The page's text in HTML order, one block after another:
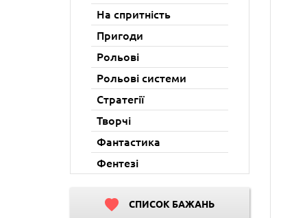
На спритність
Пригоди
Рольові
Рольові системи
Стратегії
Творчі
Фантастика
Фентезі
СПИСОК БАЖАНЬ